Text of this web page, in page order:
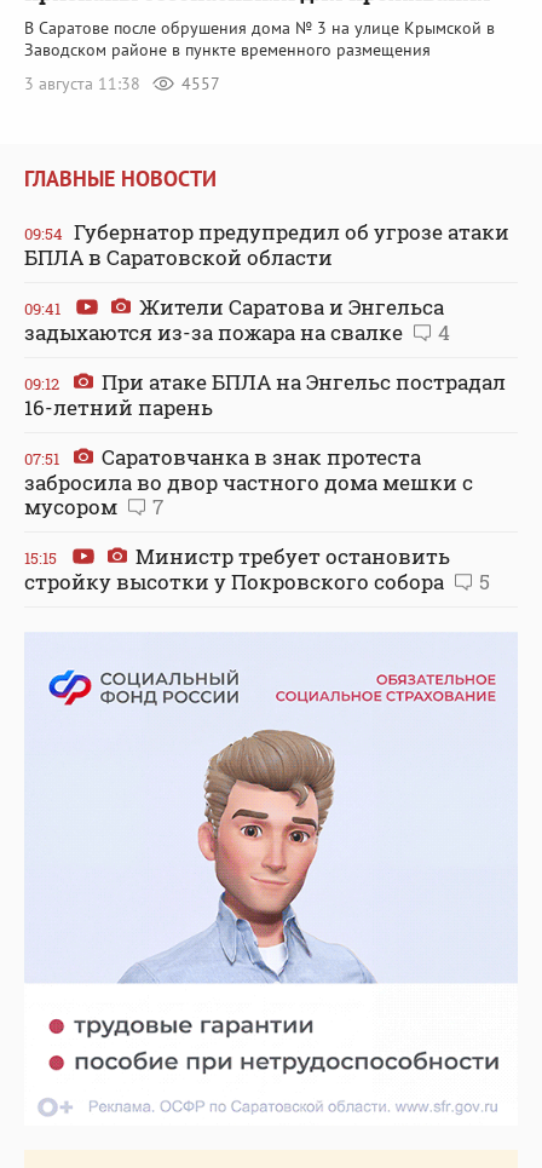
В Саратове после обрушения дома № 3 на улице Крымской в
Заводском районе в пункте временного размещения
3 августа 11:38
4557
ГЛАВНЫЕ НОВОСТИ
09:54 Губернатор предупредил об угрозе атаки
БПЛА в Саратовской области
09:41
Жители Саратова и Энгельса
задыхаются из-за пожара на свалке
4
09:12
При атаке БПЛА на Энгельс пострадал
16-летний парень
07:51
Саратовчанка в знак протеста
забросила во двор частного дома мешки с
мусором
7
15:15
Министр требует остановить
стройку высотки у Покровского собора
5